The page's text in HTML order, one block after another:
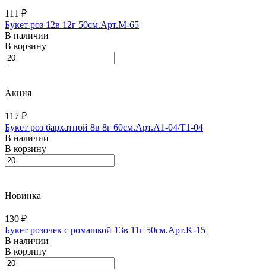
111 ₽
Букет роз 12в 12г 50см.Арт.M-65
В наличии
В корзину
Акция
117 ₽
Букет роз бархатной 8в 8г 60см.Арт.A1-04/T1-04
В наличии
В корзину
Новинка
130 ₽
Букет розочек с ромашкой 13в 11г 50см.Арт.K-15
В наличии
В корзину